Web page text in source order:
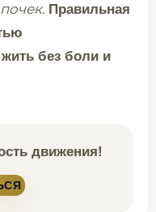
Правильная
без боли и
движения!